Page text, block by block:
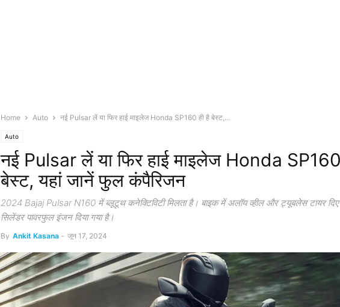
Home Auto नई Pulsar लें या फिर हाई माइलेज Honda SP160 ही है बेस्ट,...
Auto
नई Pulsar लें या फिर हाई माइलेज Honda
बेस्ट, यहां जानें फुल कंपैरिजन
2024 Bajaj Pulsar N160 में ब्लूटूथ कनेक्टिविटी मिलता है। बाइक में अलॉय व्हील और ट्यूबलेस टायर
सिलेंडर पावरफुल इंजन दिया गया है।
By Ankit Kasana - जून 17, 2024